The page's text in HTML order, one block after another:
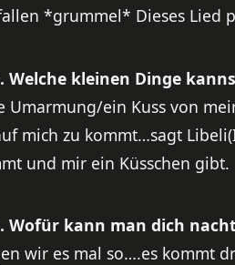
*grummel* Dieses Lied
Welche kleinen Dinge
Umarmung/ein Kuss von
mich zu kommt…sagt
und mir ein Küsschen gibt.
Wofür kann man dich
wir es mal so….es kommt